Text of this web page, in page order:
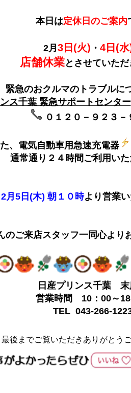
本日は定休日のご案内
2月 3日(火) ・ 4日(
店舗休業とさせていた
緊急のおクルマのトラブルに
ス千葉 緊急サポートセンター
０１２０－９２３－
、電気自動車用急速充電器
通常通り２４時間ご利用い
2月5日(木) 朝１０時より営業
のご来店スタッフ一同心よ
日産プリンス千葉 末
営業時間 10：00～
TEL 043-266-
最後までご覧いただきありがとう